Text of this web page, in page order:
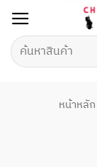
เนื้อหา
ค้นหา:
หน้าหลัก